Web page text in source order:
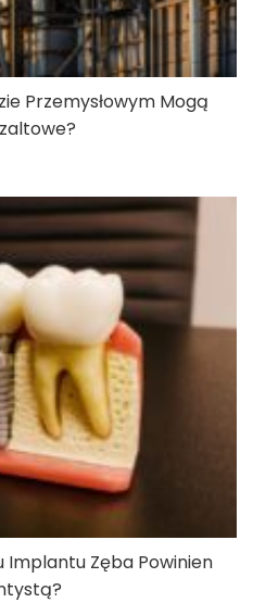
Przemysłowym Mogą
Implantu Zęba Powinien